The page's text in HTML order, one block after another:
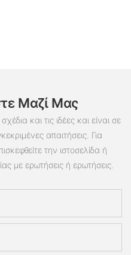
Μαζί Μας
και τις ιδέες και είναι σε
απαιτήσεις. Για
την ιστοσελίδα ή
με ερωτήσεις ή ερωτήσεις.